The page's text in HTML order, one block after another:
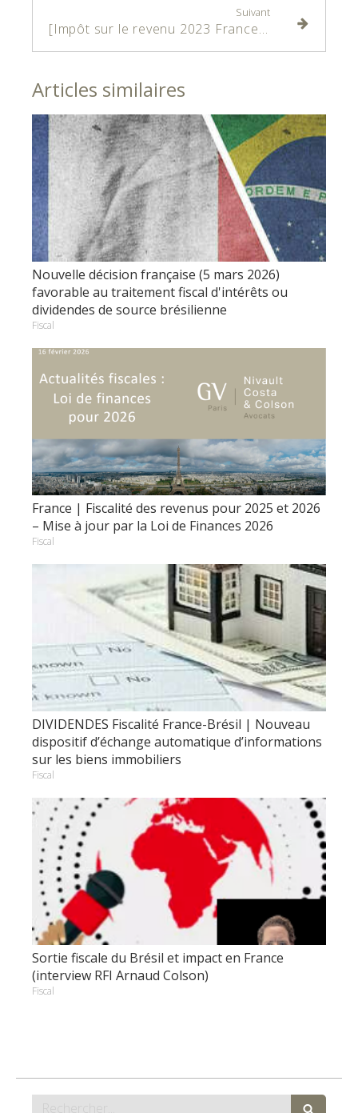
Suivant
[Impôt sur le revenu 2023 France/Brésil] Déclaration de revenus de source brésilienne reçus par un résident en France
Articles similaires
Nouvelle décision française (5 mars 2026)
favorable au traitement fiscal d'intérêts ou
dividendes de source brésilienne
Fiscal
France | Fiscalité des revenus pour 2025 et 2026
– Mise à jour par la Loi de Finances 2026
Fiscal
DIVIDENDES Fiscalité France-Brésil | Nouveau
dispositif d’échange automatique d’informations
sur les biens immobiliers
Fiscal
Sortie fiscale du Brésil et impact en France
(interview RFI Arnaud Colson)
Fiscal